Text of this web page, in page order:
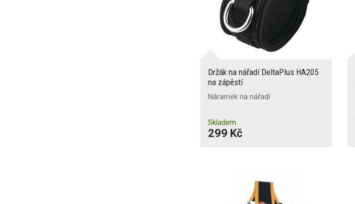
Držák na nářadí DeltaPlus HA205
na zápěstí
Náramek na nářadí
Skladem
299 Kč